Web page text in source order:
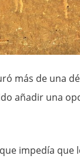
más de una
añadir una
impedía